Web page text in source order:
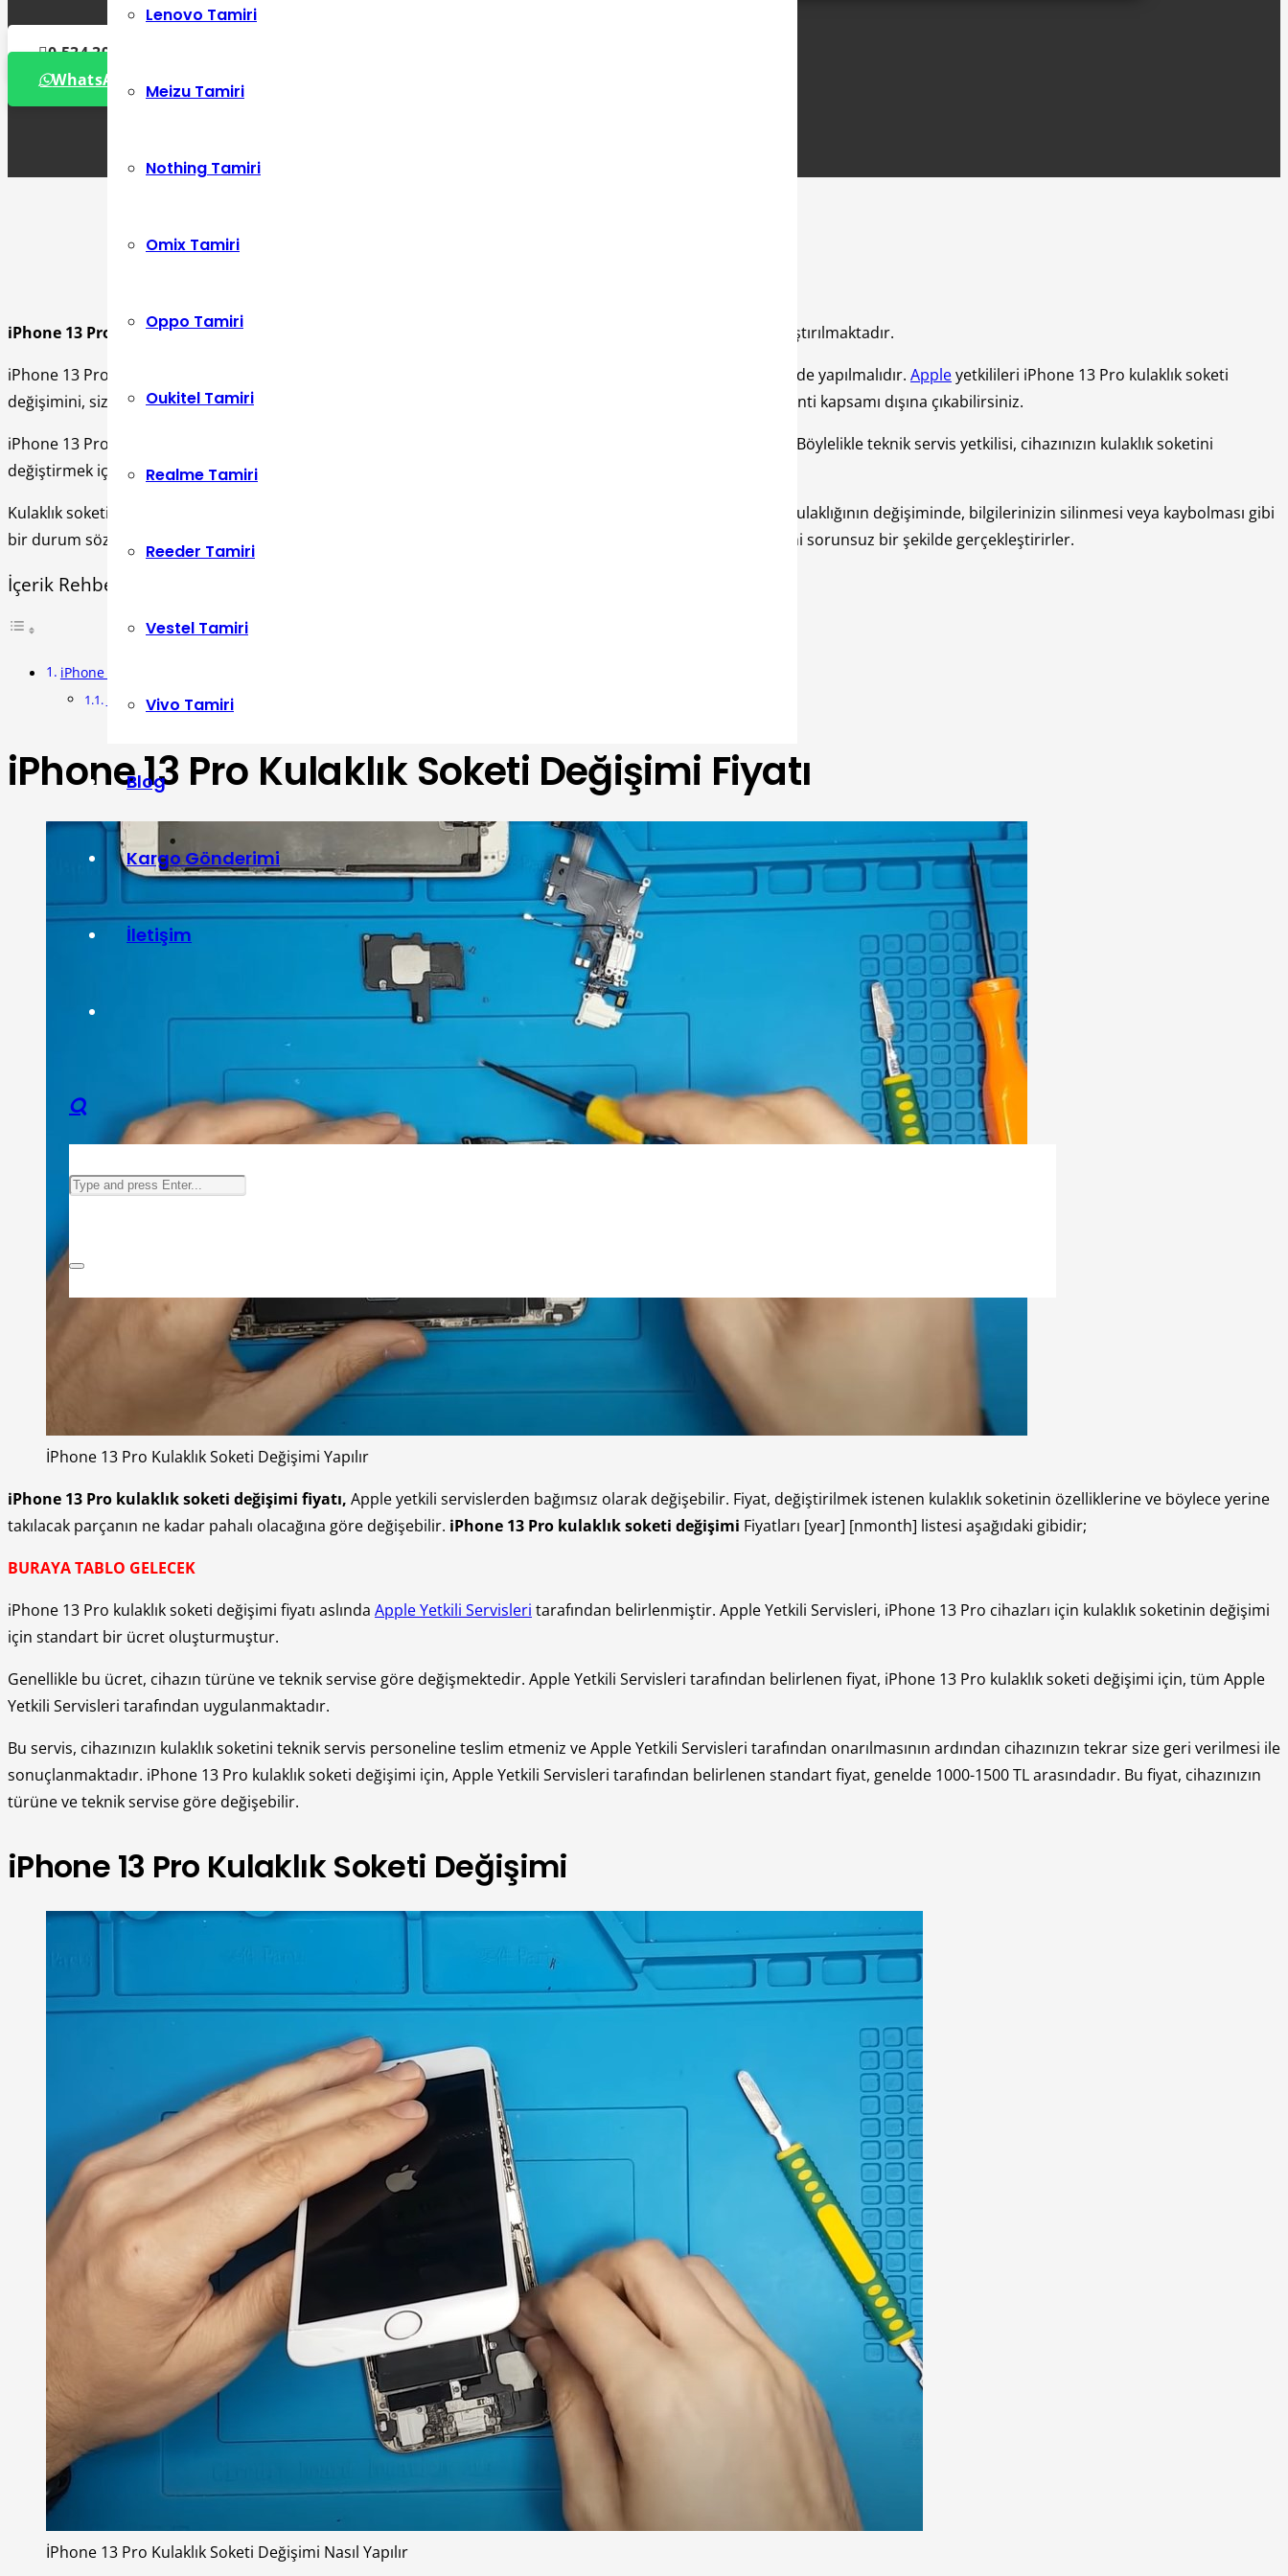
Lenovo Tamiri
Meizu Tamiri
Nothing Tamiri
Omix Tamiri
Oppo Tamiri
Oukitel Tamiri
Realme Tamiri
Reeder Tamiri
Vestel Tamiri
Vivo Tamiri
Blog
Kargo Gönderimi
İletişim
0 534 392 72 86
WhatsApp Destek Hattı
iPhone 13 Pro kulaklık soketi değişimi nasıl yapılır
sorusu birçok iPhone kullanıcısı tarafından merakla araştırılmaktadır.
iPhone 13 Pro kulaklık soketi değişimi Apple yetkililerinin kontrolünde kaliteli ve aynı zamanda güvenli bir şekilde yapılmalıdır. Appleyetkilileri iPhone 13 Pro kulaklık soketi
değişimini, size en iyi hizmeti sağlamak için yalnızca yetkili servislerde yapmaktadır. Aksi halde bu yüzden garanti kapsamı dışına çıkabilirsiniz.
iPhone 13 Pro’nun kulaklık soketini değiştirmek, cihazınızın garanti süresi dahilinde ücretsiz olarak yapılabilir. Böylelikle teknik servis yetkilisi, cihazınızın kulaklık soketini
değiştirmek için gerekli detaylı bilgiyi size verecektir.
Kulaklık soketi değişiminin fiyatı, cihazınızın modeline ve özellikle türüne göre değişecektir. Ayrıca cihazınızın kulaklığının değişiminde, bilgilerinizin silinmesi veya kaybolması gibi
bir durum söz konusu değildir. Teknik servis yetkilisi, bu konuda size yardımcı olup ve kulaklık soketi değişimini sorunsuz bir şekilde gerçekleştirirler.
İçerik Rehberi
iPhone 13 Pro Kulaklık Soketi Değişimi Fiyatı
iPhone 13 Pro Kulaklık Soketi Değişimi
iPhone 13 Pro Kulaklık Soketi Değişimi Fiyatı
İPhone 13 Pro Kulaklık Soketi Değişimi Yapılır
iPhone 13 Pro kulaklık soketi değişimi fiyatı, Apple yetkili servislerden bağımsız olarak değişebilir. Fiyat, değiştirilmek istenen kulaklık soketinin özelliklerine ve böylece yerine
takılacak parçanın ne kadar pahalı olacağına göre değişebilir. iPhone 13 Pro kulaklık soketi değişimi Fiyatları [year] [nmonth] listesi aşağıdaki gibidir;
BURAYA TABLO GELECEK
iPhone 13 Pro kulaklık soketi değişimi fiyatı aslında Apple Yetkili Servisleri tarafından belirlenmiştir. Apple Yetkili Servisleri, iPhone 13 Pro cihazları için kulaklık soketinin değişimi
için standart bir ücret oluşturmuştur.
Genellikle bu ücret, cihazın türüne ve teknik servise göre değişmektedir. Apple Yetkili Servisleri tarafından belirlenen fiyat, iPhone 13 Pro kulaklık soketi değişimi için, tüm Apple
Yetkili Servisleri tarafından uygulanmaktadır.
Bu servis, cihazınızın kulaklık soketini teknik servis personeline teslim etmeniz ve Apple Yetkili Servisleri tarafından onarılmasının ardından cihazınızın tekrar size geri verilmesi ile
sonuçlanmaktadır. iPhone 13 Pro kulaklık soketi değişimi için, Apple Yetkili Servisleri tarafından belirlenen standart fiyat, genelde 1000-1500 TL arasındadır. Bu fiyat, cihazınızın
türüne ve teknik servise göre değişebilir.
iPhone 13 Pro Kulaklık Soketi Değişimi
İPhone 13 Pro Kulaklık Soketi Değişimi Nasıl Yapılır